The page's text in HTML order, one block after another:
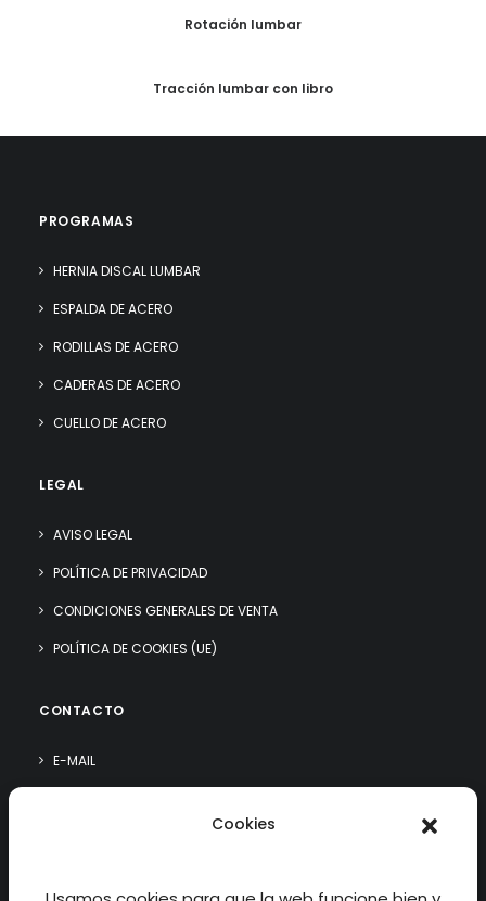
Cookies
Rotación lumbar
Tracción lumbar con libro
PROGRAMAS
HERNIA DISCAL LUMBAR
ESPALDA DE ACERO
RODILLAS DE ACERO
CADERAS DE ACERO
CUELLO DE ACERO
LEGAL
AVISO LEGAL
POLÍTICA DE PRIVACIDAD
CONDICIONES GENERALES DE VENTA
POLÍTICA DE COOKIES (UE)
CONTACTO
E-MAIL